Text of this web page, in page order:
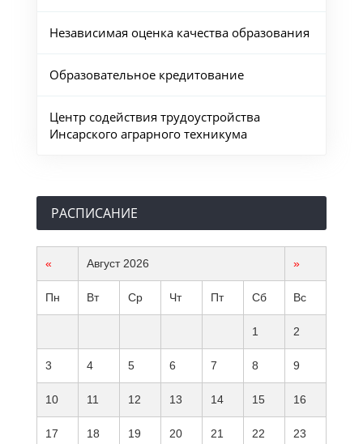
Независимая оценка качества образования
Образовательное кредитование
Центр содействия трудоустройства
Инсарского аграрного техникума
РАСПИСАНИЕ
« Август 2026 »
Пн Вт Ср Чт Пт Сб Вс
1 2
3 4 5 6 7 8 9
10 11 12 13 14 15 16
17 18 19 20 21 22 23